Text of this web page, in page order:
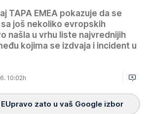
TAPA EMEA pokazuje da se
još nekoliko evropskih
našla u vrhu liste najvrednijih
kojima se izdvaja i incident u
10:02h
zato u vaš Google izbor